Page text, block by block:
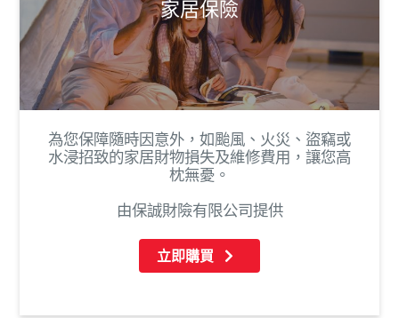
家居保險
為您保障隨時因意外，如颱風、火災、盜竊或
水浸招致的家居財物損失及維修費用，讓您高
枕無憂。
由保誠財險有限公司提供
立即購買